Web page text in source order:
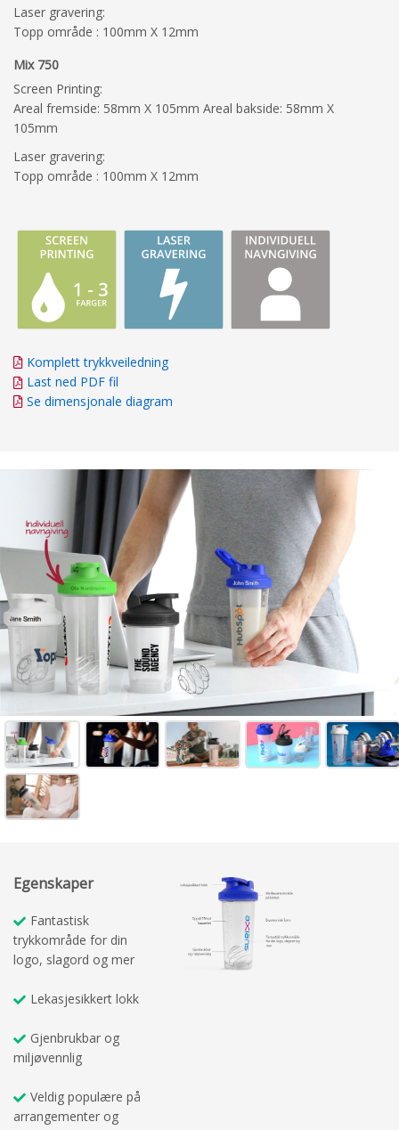
Laser gravering:
Topp område : 100mm X 12mm
Mix 750
Screen Printing:
Areal fremside: 58mm X 105mm Areal bakside: 58mm X
105mm
Laser gravering:
Topp område : 100mm X 12mm
Komplett trykkveiledning
Last ned PDF fil
Se dimensjonale diagram
Egenskaper
Fantastisk
trykkområde for din
logo, slagord og mer
Lekasjesikkert lokk
Gjenbrukbar og
miljøvennlig
Veldig populære på
arrangementer og